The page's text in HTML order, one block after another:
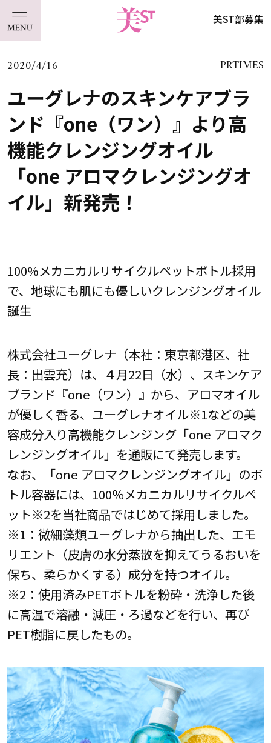
美ST部募集
2020/4/16 PRTIMES
ユーグレナのスキンケアブラ
ンド『one（ワン）』より高
機能クレンジングオイル
「one アロマクレンジングオ
イル」新発売！
100%メカニカルリサイクルペットボトル採用
で、地球にも肌にも優しいクレンジングオイル
誕生
株式会社ユーグレナ（本社：東京都港区、社
長：出雲充）は、４月22日（水）、スキンケア
ブランド『one（ワン）』から、アロマオイル
が優しく香る、ユーグレナオイル※1などの美
容成分入り高機能クレンジング「one アロマク
レンジングオイル」を通販にて発売します。
なお、「one アロマクレンジングオイル」のボ
トル容器には、100％メカニカルリサイクルペ
ット※2を当社商品ではじめて採用しました。
※1：微細藻類ユーグレナから抽出した、エモ
リエント（皮膚の水分蒸散を抑えてうるおいを
保ち、柔らかくする）成分を持つオイル。
※2：使用済みPETボトルを粉砕・洗浄した後
に高温で溶融・減圧・ろ過などを行い、再び
PET樹脂に戻したもの。